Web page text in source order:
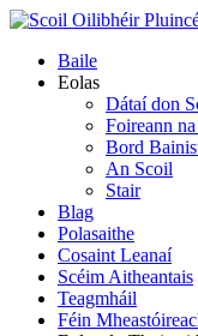
Skip
content
Primary
Menu
Baile
Eolas
Dátaí don
Foireann
Bord
An Scoil
Stair
Blag
Polasaithe
Cosaint Leanaí
Scéim Aitheantais
Teagmháil
Féin